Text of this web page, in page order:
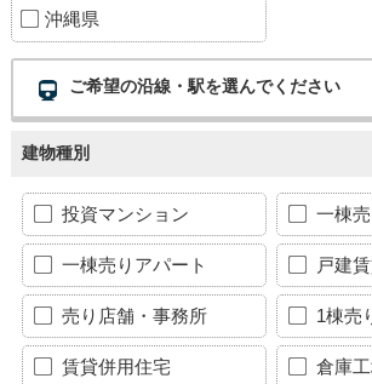
沖縄県
ご希望の沿線・駅を選んでください
建物種別
投資マンション 一棟
一棟売りアパート 戸建
売り店舗・事務所 1棟売
賃貸併用住宅 倉庫